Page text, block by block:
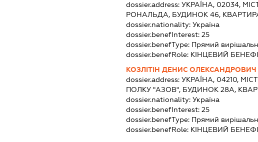
dossier.address: УКРАЇНА, 02034,
РОНАЛЬДА, БУДИНОК 46,
dossier.nationality: Україна
dossier.benefInterest: 25
dossier.benefType: Прямий
dossier.benefRole: КІНЦЕВИЙ
КОЗЛІТІН ДЕНИС ОЛЕКСАНДРОВИЧ
dossier.address: УКРАЇНА, 04210,
ПОЛКУ "АЗОВ", БУДИНОК 28А,
dossier.nationality: Україна
dossier.benefInterest: 25
dossier.benefType: Прямий
dossier.benefRole: КІНЦЕВИЙ